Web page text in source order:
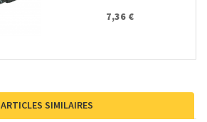
7,36 €
ARTICLES SIMILAIRES